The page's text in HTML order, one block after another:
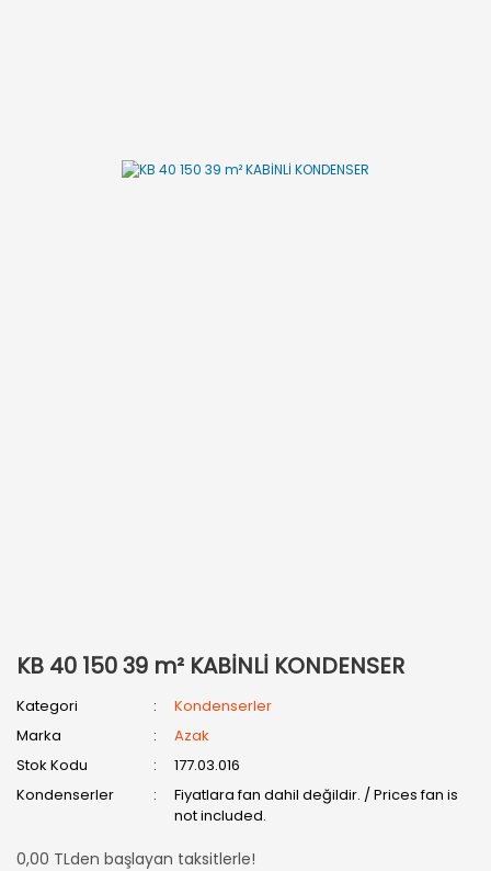
KB 40 150 39 m² KABİNLİ KONDENSER
Kategori
Kondenserler
Marka
Azak
Stok Kodu
177.03.016
Kondenserler
Fiyatlara fan dahil değildir. / Prices fan is
not included.
0,00 TLden başlayan taksitlerle!